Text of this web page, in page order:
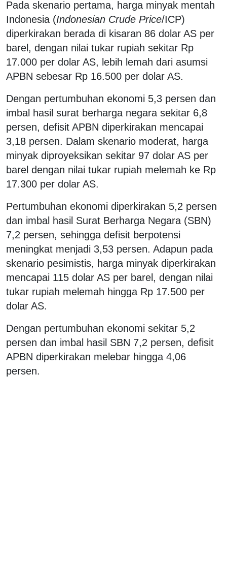
Pada skenario pertama, harga minyak mentah
Indonesia (Indonesian Crude Price/ICP)
diperkirakan berada di kisaran 86 dolar AS per
barel, dengan nilai tukar rupiah sekitar Rp
17.000 per dolar AS, lebih lemah dari asumsi
APBN sebesar Rp 16.500 per dolar AS.
Dengan pertumbuhan ekonomi 5,3 persen dan
imbal hasil surat berharga negara sekitar 6,8
persen, defisit APBN diperkirakan mencapai
3,18 persen. Dalam skenario moderat, harga
minyak diproyeksikan sekitar 97 dolar AS per
barel dengan nilai tukar rupiah melemah ke Rp
17.300 per dolar AS.
Pertumbuhan ekonomi diperkirakan 5,2 persen
dan imbal hasil Surat Berharga Negara (SBN)
7,2 persen, sehingga defisit berpotensi
meningkat menjadi 3,53 persen. Adapun pada
skenario pesimistis, harga minyak diperkirakan
mencapai 115 dolar AS per barel, dengan nilai
tukar rupiah melemah hingga Rp 17.500 per
dolar AS.
Dengan pertumbuhan ekonomi sekitar 5,2
persen dan imbal hasil SBN 7,2 persen, defisit
APBN diperkirakan melebar hingga 4,06
persen.